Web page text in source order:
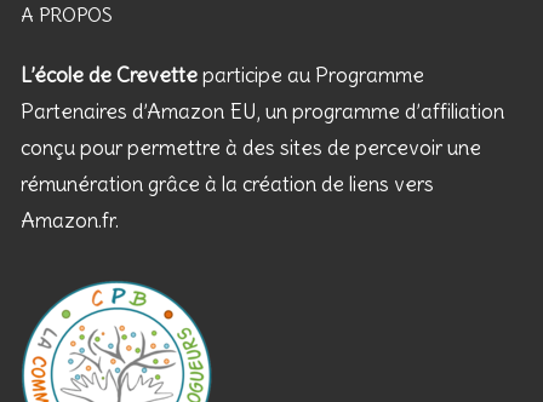
A PROPOS
L’école de Crevetteparticipe au Programme
Partenaires d’Amazon EU, un programme d’affiliation
conçu pour permettre à des sites de percevoir une
rémunération grâce à la création de liens vers
Amazon.fr.